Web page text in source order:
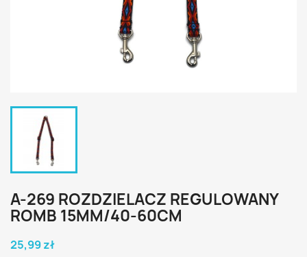
A-269 ROZDZIELACZ REGULOWANY
ROMB 15MM/40-60CM
25,99 zł